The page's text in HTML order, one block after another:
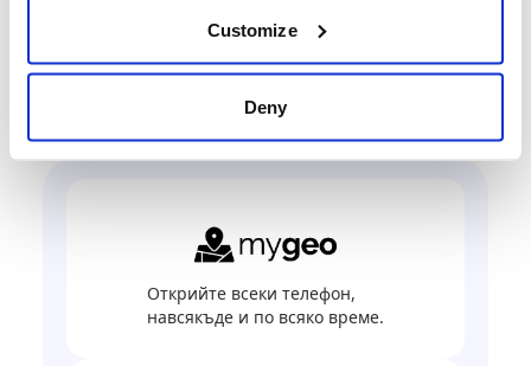
Customize
Deny
Намерете телефон
Открийте всеки телефон,
навсякъде и по всяко време.